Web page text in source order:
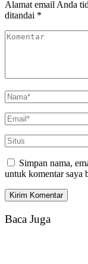
Alamat email Anda
ditandai *
Simpan nama,
untuk komentar saya
Baca Juga